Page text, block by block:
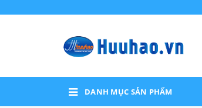
DANH MỤC SẢN PHẨM